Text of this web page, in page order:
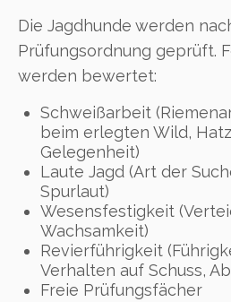
Die Jagdhunde werden
Prüfungsordnung geprüft.
werden bewertet:
Schweißarbeit
beim erlegten Wild,
Gelegenheit)
Laute Jagd (Art der
Spurlaut)
Wesensfestigkeit
Wachsamkeit)
Revierführigkeit
Verhalten auf Schuss,
Freie Prüfungsfächer